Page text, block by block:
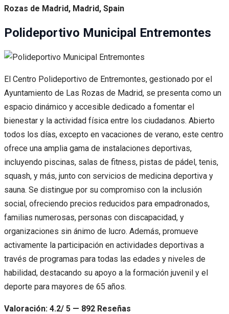
Rozas de Madrid, Madrid, Spain
Polideportivo Municipal Entremontes
El Centro Polideportivo de Entremontes, gestionado por el
Ayuntamiento de Las Rozas de Madrid, se presenta como un
espacio dinámico y accesible dedicado a fomentar el
bienestar y la actividad física entre los ciudadanos. Abierto
todos los días, excepto en vacaciones de verano, este centro
ofrece una amplia gama de instalaciones deportivas,
incluyendo piscinas, salas de fitness, pistas de pádel, tenis,
squash, y más, junto con servicios de medicina deportiva y
sauna. Se distingue por su compromiso con la inclusión
social, ofreciendo precios reducidos para empadronados,
familias numerosas, personas con discapacidad, y
organizaciones sin ánimo de lucro. Además, promueve
activamente la participación en actividades deportivas a
través de programas para todas las edades y niveles de
habilidad, destacando su apoyo a la formación juvenil y el
deporte para mayores de 65 años.
Valoración: 4.2/ 5 — 892 Reseñas